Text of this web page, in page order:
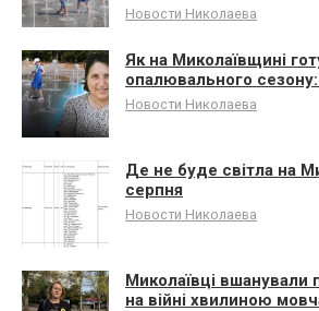
Новости Николаева
Як на Миколаївщині
опалювального
Новости Николаева
Де не буде світла на
серпня
Новости Николаева
Миколаївці вшанували
на війні хвилиною